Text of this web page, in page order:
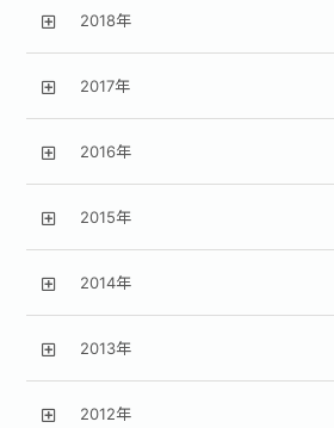
2018年
2017年
2016年
2015年
2014年
2013年
2012年